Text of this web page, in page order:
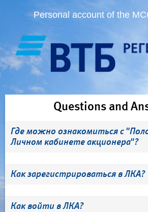
Personal account of the
Questions and
Где можно ознакомиться с
Личном кабинете акционера"?
Как зарегистрироваться в ЛКА?
Как войти в ЛКА?